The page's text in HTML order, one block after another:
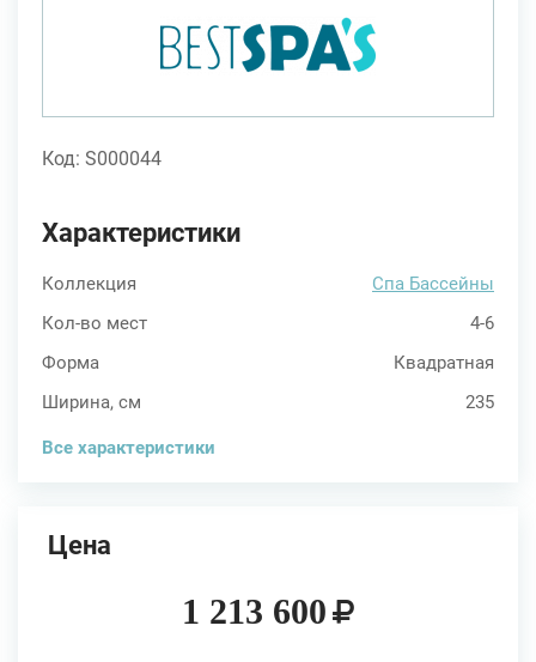
Код: S000044
Характеристики
Коллекция
Спа Бассейны
Кол-во мест
4-6
Форма
Квадратная
Ширина, см
235
Все характеристики
Цена
1 213 600